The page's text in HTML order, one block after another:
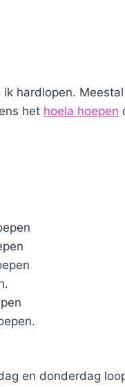
hardlopen.
het hoela hoepen
en donderdag